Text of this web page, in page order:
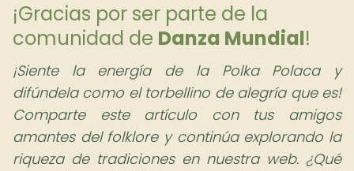
¡Gracias por ser parte de la
comunidad de Danza Mundial!
¡Siente la energía de la Polka Polaca y
difúndela como el torbellino de alegría que es!
Comparte este artículo con tus amigos
amantes del folklore y continúa explorando la
riqueza de tradiciones en nuestra web. ¿Qué